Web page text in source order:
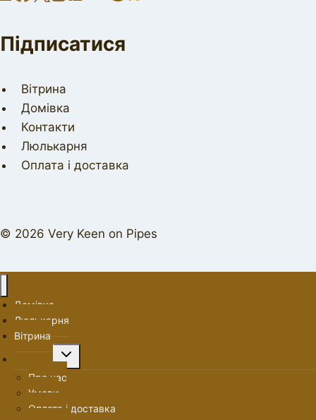
Підписатися
Вітрина
Домівка
Контакти
Люлькарня
Оплата і доставка
© 2026 Very Keen on Pipes
Домівка
Люлькарня
Вітрина
Перемкнути
меню
нащадка
Про нас
Умови
Оплата і доставка